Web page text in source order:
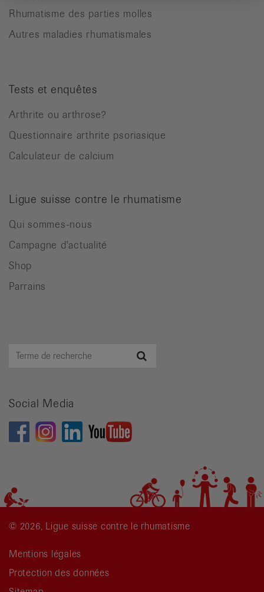
Rhumatisme des parties molles
Autres maladies rhumatismales
Tests et enquêtes
Arthrite ou arthrose?
Questionnaire arthrite psoriasique
Calculateur de calcium
Ligue suisse contre le rhumatisme
Qui sommes-nous
Campagne d'actualité
Shop
Parrains
Terme
Social Media
© 2026, Ligue suisse contre le rhumatisme
Mentions légales
Protection des données